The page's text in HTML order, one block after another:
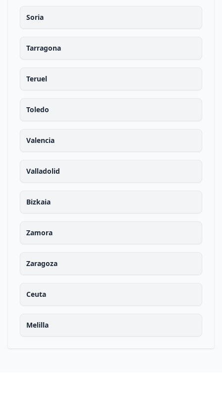
Soria
Tarragona
Teruel
Toledo
Valencia
Valladolid
Bizkaia
Zamora
Zaragoza
Ceuta
Melilla